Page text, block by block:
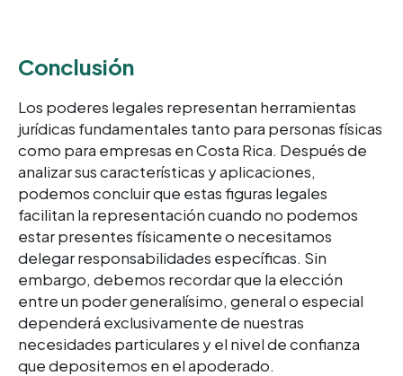
Conclusión
Los poderes legales representan herramientas
jurídicas fundamentales tanto para personas físicas
como para empresas en Costa Rica. Después de
analizar sus características y aplicaciones,
podemos concluir que estas figuras legales
facilitan la representación cuando no podemos
estar presentes físicamente o necesitamos
delegar responsabilidades específicas. Sin
embargo, debemos recordar que la elección
entre un poder generalísimo, general o especial
dependerá exclusivamente de nuestras
necesidades particulares y el nivel de confianza
que depositemos en el apoderado.